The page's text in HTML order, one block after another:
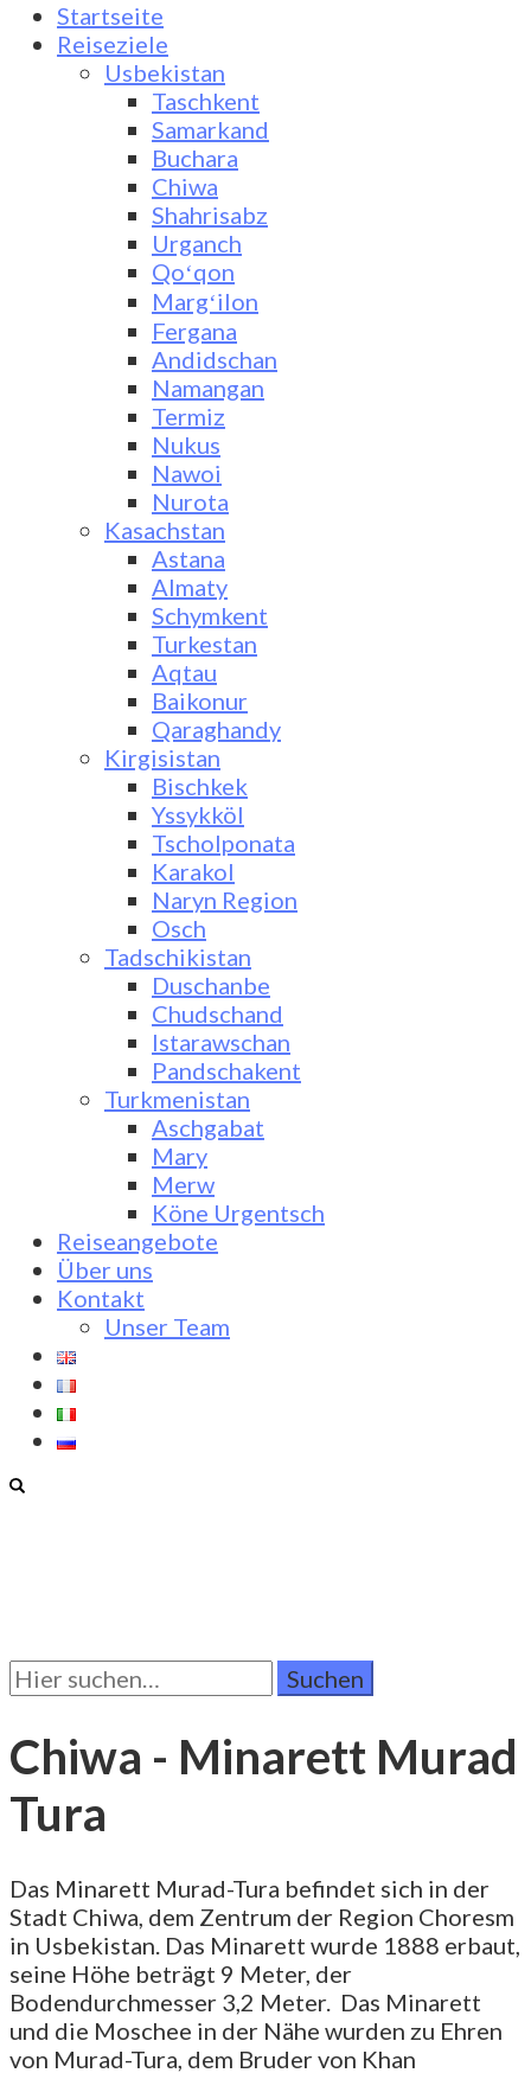
Startseite
Reiseziele
Usbekistan
Taschkent
Samarkand
Buchara
Chiwa
Shahrisabz
Urganch
Qoʻqon
Margʻilon
Fergana
Andidschan
Namangan
Termiz
Nukus
Nawoi
Nurota
Kasachstan
Astana
Almaty
Schymkent
Turkestan
Aqtau
Baikonur
Qaraghandy
Kirgisistan
Bischkek
Yssykköl
Tscholponata
Karakol
Naryn Region
Osch
Tadschikistan
Duschanbe
Chudschand
Istarawschan
Pandschakent
Turkmenistan
Aschgabat
Mary
Merw
Köne Urgentsch
Reiseangebote
Über uns
Kontakt
Unser Team
Suchen
Sie
Chiwa - Minarett Murad
Tura
Das Minarett Murad-Tura befindet sich in der
Stadt Chiwa, dem Zentrum der Region Choresm
in Usbekistan. Das Minarett wurde 1888 erbaut,
seine Höhe beträgt 9 Meter, der
Bodendurchmesser 3,2 Meter. Das Minarett
und die Moschee in der Nähe wurden zu Ehren
von Murad-Tura, dem Bruder von Khan